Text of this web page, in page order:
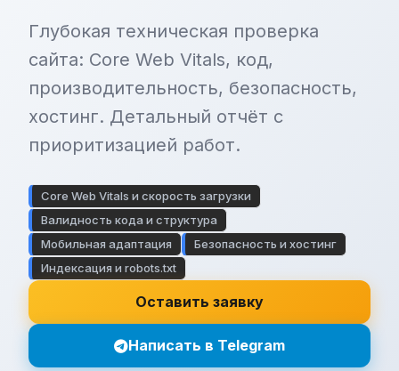
Глубокая техническая проверка
сайта: Core Web Vitals, код,
производительность, безопасность,
хостинг. Детальный отчёт с
приоритизацией работ.
Core Web Vitals и скорость загрузки
Валидность кода и структура
Мобильная адаптация
Безопасность и хостинг
Индексация и robots.txt
Оставить заявку
Написать в Telegram